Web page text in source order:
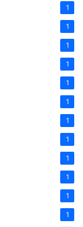
1
1
1
1
1
1
1
1
1
1
1
1